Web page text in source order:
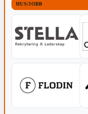
HUS/JOBB